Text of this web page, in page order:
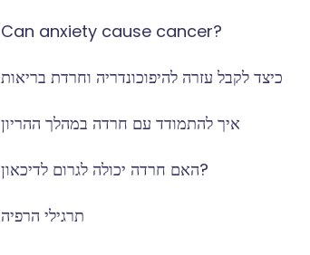
Can anxiety cause cancer?
כיצד לקבל עזרה להיפוכונדריה וחרדת בריאות
איך להתמודד עם חרדה במהלך ההריון
האם חרדה יכולה לגרום לדיכאון?
תרגילי הרפיה